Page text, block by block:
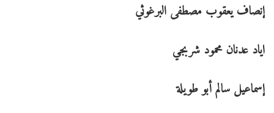
إنصاف يعقوب مصطفى البرغوثي
اياد عدنان محمود شربجي
إسماعيل سالم أبو طويلة